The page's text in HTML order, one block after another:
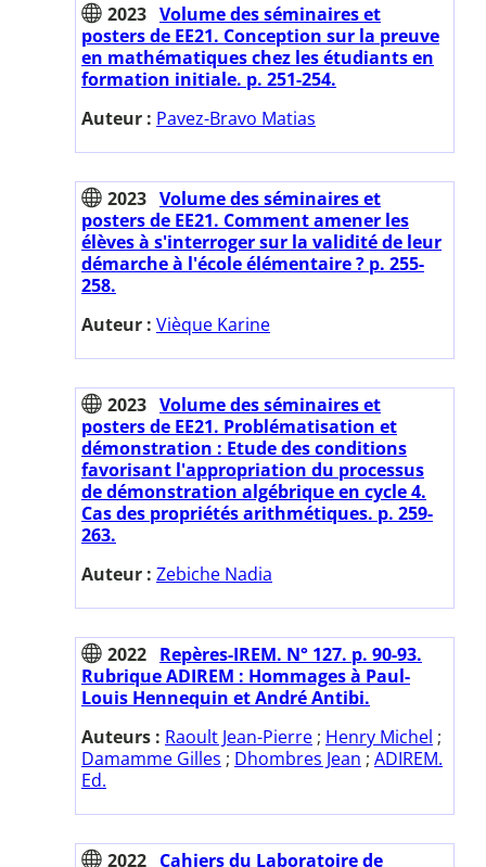
2023 Volume des séminaires et
posters de EE21. Conception sur la preuve
en mathématiques chez les étudiants en
formation initiale. p. 251-254.
Auteur : Pavez-Bravo Matias
2023 Volume des séminaires et
posters de EE21. Comment amener les
élèves à s'interroger sur la validité de leur
démarche à l'école élémentaire ? p. 255-
258.
Auteur : Vièque Karine
2023 Volume des séminaires et
posters de EE21. Problématisation et
démonstration : Etude des conditions
favorisant l'appropriation du processus
de démonstration algébrique en cycle 4.
Cas des propriétés arithmétiques. p. 259-
263.
Auteur : Zebiche Nadia
2022 Repères-IREM. N° 127. p. 90-93.
Rubrique ADIREM : Hommages à Paul-
Louis Hennequin et André Antibi.
Auteurs : Raoult Jean-Pierre ; Henry Michel ;
Damamme Gilles ; Dhombres Jean ; ADIREM.
Ed.
2022 Cahiers du Laboratoire de